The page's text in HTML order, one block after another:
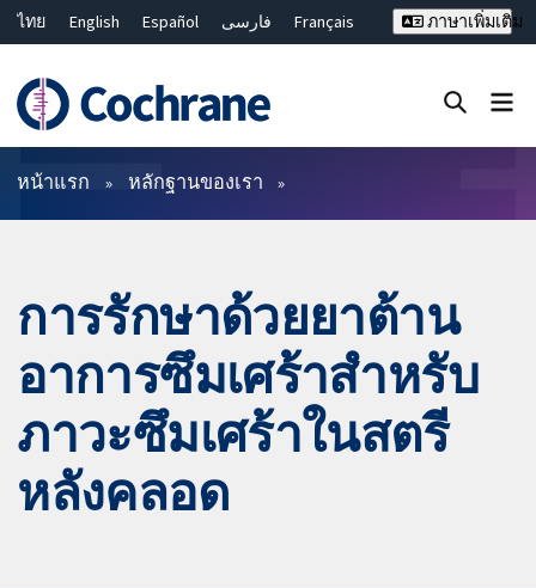
ไทย English Español فارسی
Français
Bahasa Malaysia
繁體中文 简体中文
ภาษาเพิ่มเติม
ตัวกรอง
หน้าแรก หลักฐานของเรา
การรักษาด้วยยาต้าน
อาการซึมเศร้าสำหรับ
ภาวะซึมเศร้าในสตรี
หลังคลอด